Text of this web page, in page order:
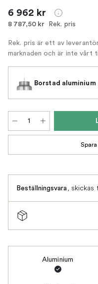
6 962 kr
8 787,50 kr Rek. pris
Rek. pris är ett av
marknaden och är inte vårt
Borstad aluminium
Beställningsvara, skickas
Aluminium